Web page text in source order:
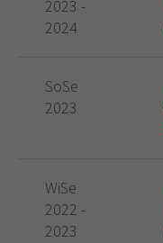
2023 -
2024
SoSe
2023
WiSe
2022 -
2023